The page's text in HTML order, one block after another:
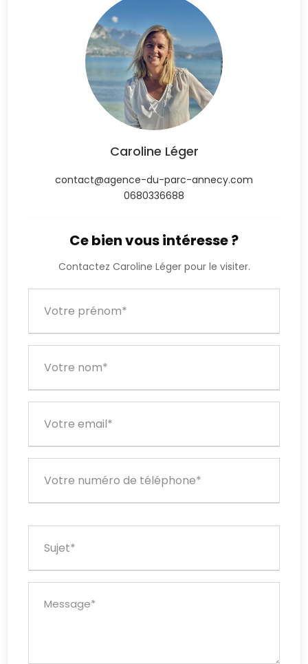
Caroline Léger
contact@agence-du-parc-annecy.com
0680336688
Ce bien vous intéresse ?
Contactez Caroline Léger pour le visiter.